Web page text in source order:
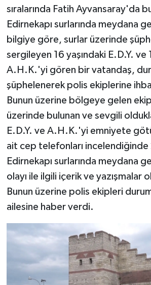
sıralarında Fatih Ayvansaray'da
Edirnekapı surlarında meydana
bilgiye göre, surlar üzerinde
sergileyen 16 yaşındaki E.D.Y. ve
A.H.K.'yi gören bir vatandaş,
şüphelenerek polis ekiplerine
Bunun üzerine bölgeye gelen
üzerinde bulunan ve sevgili
E.D.Y. ve A.H.K.'yi emniyete
ait cep telefonları incelendiğinde
Edirnekapı surlarında meydana
olayı ile ilgili içerik ve yazışmalar
Bunun üzerine polis ekipleri
ailesine haber verdi.